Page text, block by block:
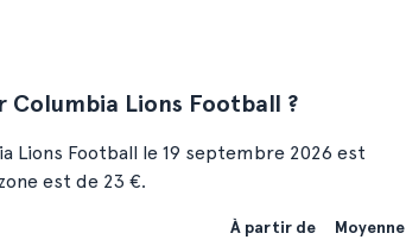
Lions Football ?
Lions Football le 19 septembre 2026 est
est de 23 €.
À partir de Moyenne